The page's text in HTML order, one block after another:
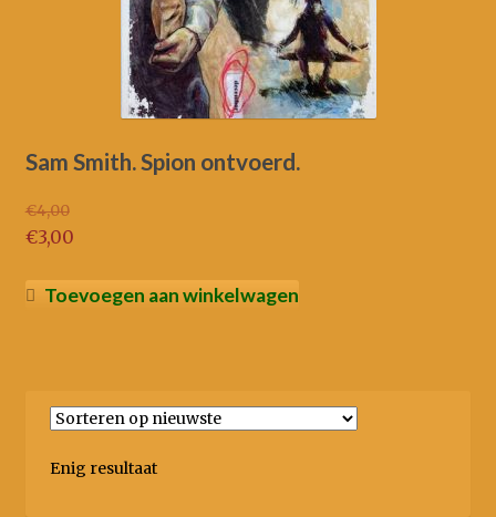
Sam Smith. Spion ontvoerd.
€4,00
Oorspronkelijke
was:
€3,00
prijsToevoegen aan winkelwagen
Enig resultaat